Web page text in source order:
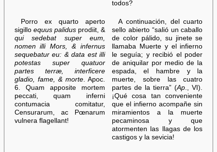
todos?
Porro ex quarto aperto
sigillo equus palidusprodiit, &
qui sedebat super eum,
nomen illi Mors, & infernus
sequebatur eu: & data est illi
potestas super quatuor
partes terræ, interficere
gladio, fame, & morte. Apoc.
6. Quam apposite mortem
peccati, quam inferni
contumacia comitatur,
Censurarum, ac Pœnarum
vulnera flagellant!
A continuación, del cuarto
sello abierto “salió un caballo
de color pálido, su jinete se
llamaba Muerte y el infierno
le seguía; y recibió el poder
de aniquilar por medio de la
espada, el hambre y la
muerte, sobre las cuatro
partes de la tierra” (Ap., VI).
¡Qué cosa tan conveniente
que el infierno acompañe sin
miramientos a la muerte
pecaminosa y que
atormenten las llagas de los
castigos y la sevicia!